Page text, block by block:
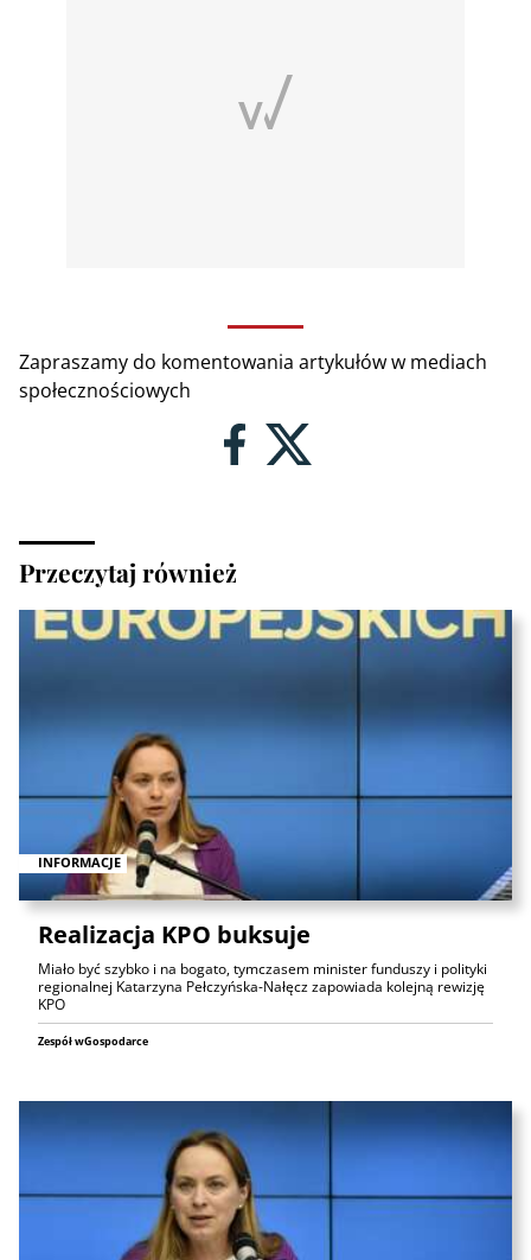
Zapraszamy do komentowania artykułów w mediach
społecznościowych
Przeczytaj również
INFORMACJE
Realizacja KPO buksuje
Miało być szybko i na bogato, tymczasem minister funduszy i polityki
regionalnej Katarzyna Pełczyńska-Nałęcz zapowiada kolejną rewizję
KPO
Zespół wGospodarce